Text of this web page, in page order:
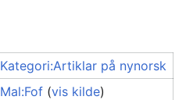
Kategori:Artiklar på nynorsk
Mal:Fof (vis kilde)